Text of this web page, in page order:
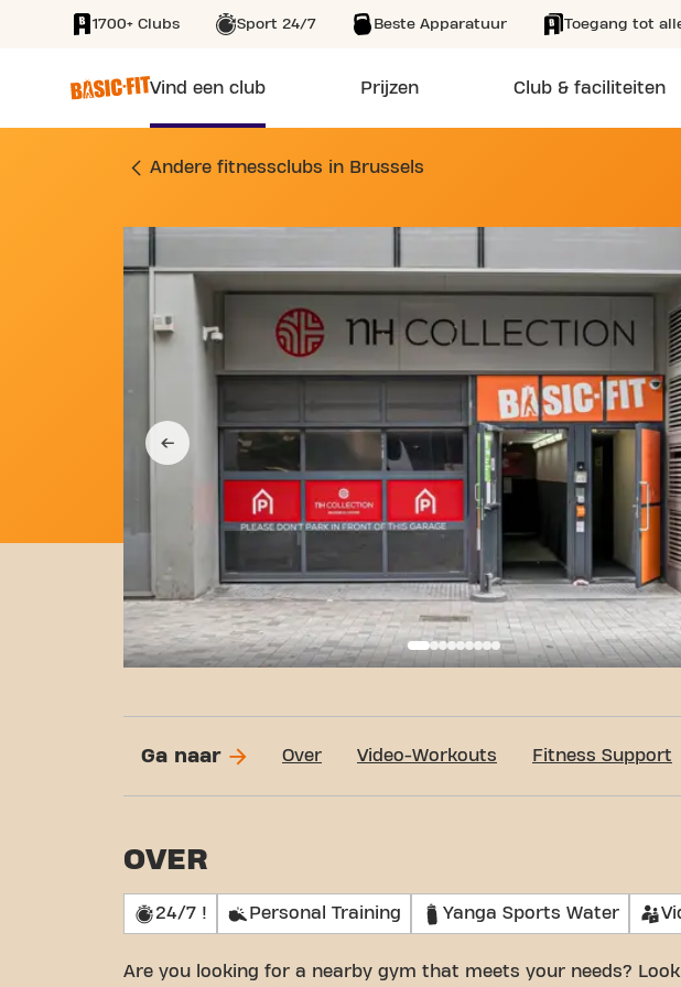
SKIP TO MAIN CONTENT
1700+ Clubs Sport 24/7 Beste Apparatuur Toegang tot
Vind een club Prijzen Club & faciliteiten
SPORTSCHOOL SINT
Andere fitnessclubs in Brussels
Ga naar Over Video-Workouts Fitness Support
OVER
24/7 ! Personal Training Yanga Sports Water
Are you looking for a nearby gym that meets your needs?